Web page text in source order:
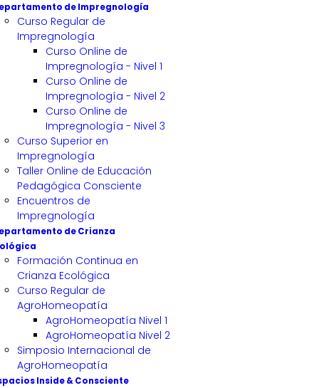
de Impregnología
Curso Regular de
Impregnología
Curso Online de
Impregnología - Nivel 1
Curso Online de
Impregnología - Nivel 2
Curso Online de
Impregnología - Nivel 3
Curso Superior en
Impregnología
Taller Online de Educación
Pedagógica Consciente
Encuentros de
Impregnología
de Crianza
Formación Continua en
Crianza Ecológica
Curso Regular de
AgroHomeopatía
AgroHomeopatía Nivel 1
AgroHomeopatía Nivel 2
Simposio Internacional de
AgroHomeopatía
Inside & Consciente